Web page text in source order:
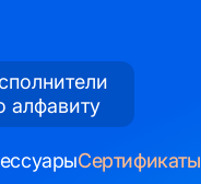
алфавиту
Сертификаты